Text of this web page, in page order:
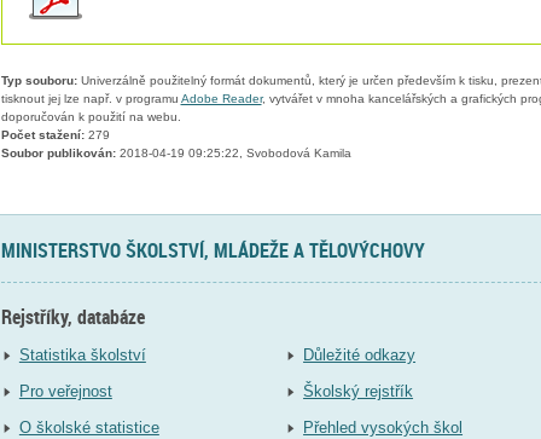
Typ souboru:Univerzálně použitelný formát dokumentů, který je určen především k tisku,
tisknout jej lze např. v programu Adobe Reader, vytvářet v mnoha kancelářských a grafických
doporučován k použití na webu.
Počet stažení:279
Soubor publikován:2018-04-19 09:25:22, Svobodová Kamila
MINISTERSTVO ŠKOLSTVÍ, MLÁDEŽE A TĚLOVÝCHOVY
Rejstříky, databáze
Statistika školství
Pro veřejnost
O školské statistice
Důležité odkazy
Školský rejstřík
Přehled vysokých škol